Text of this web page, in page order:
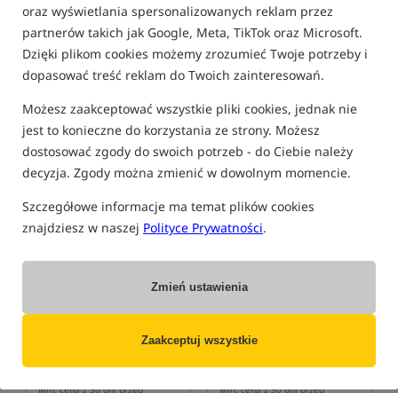
oraz wyświetlania spersonalizowanych reklam przez
partnerów takich jak Google, Meta, TikTok oraz Microsoft.
Dzięki plikom cookies możemy zrozumieć Twoje potrzeby i
dopasować treść reklam do Twoich zainteresowań.
Możesz zaakceptować wszystkie pliki cookies, jednak nie
jest to konieczne do korzystania ze strony. Możesz
dostosować zgody do swoich potrzeb - do Ciebie należy
decyzja. Zgody można zmienić w dowolnym momencie.
Szczegółowe informacje ma temat plików cookies
znajdziesz w naszej Polityce Prywatności.
Zmień ustawienia
Zaakceptuj wszystkie
FILTRUJ
DELPHIN
Bestseller!
Delphin CorneX Pop Up -
Min. cena z 30 dni przed
Bestseller!
Delphin CorneX Pop Up -
18,49
Min. cena z 30 dni przed